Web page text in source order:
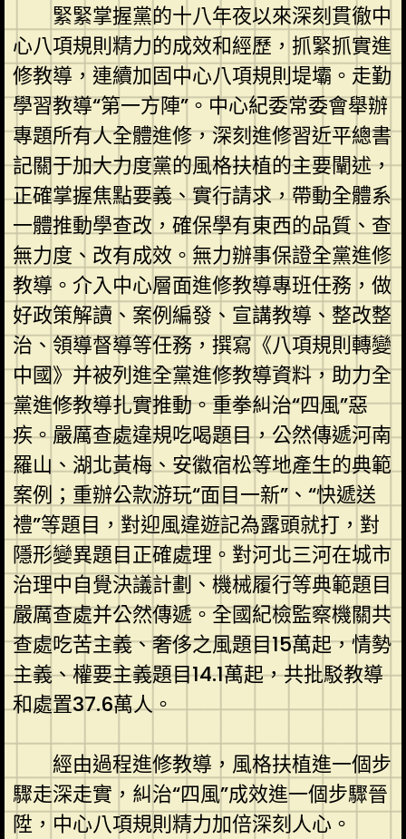
緊緊掌握黨的十八年夜以來深刻貫徹中
心八項規則精力的成效和經歷，抓緊抓實進
修教導，連續加固中心八項規則堤壩。走勤
學習教導“第一方陣”。中心紀委常委會舉辦
專題所有人全體進修，深刻進修習近平總書
記關于加大力度黨的風格扶植的主要闡述，
正確掌握焦點要義、實行請求，帶動全體系
一體推動學查改，確保學有東西的品質、查
無力度、改有成效。無力辦事保證全黨進修
教導。介入中心層面進修教導專班任務，做
好政策解讀、案例編發、宣講教導、整改整
治、領導督導等任務，撰寫《八項規則轉變
中國》并被列進全黨進修教導資料，助力全
黨進修教導扎實推動。重拳糾治“四風”惡
疾。嚴厲查處違規吃喝題目，公然傳遞河南
羅山、湖北黃梅、安徽宿松等地產生的典範
案例；重辦公款游玩“面目一新”、“快遞送
禮”等題目，對迎風違遊記為露頭就打，對
隱形變異題目正確處理。對河北三河在城市
治理中自覺決議計劃、機械履行等典範題目
嚴厲查處并公然傳遞。全國紀檢監察機關共
查處吃苦主義、奢侈之風題目15萬起，情勢
主義、權要主義題目14.1萬起，共批駁教導
和處置37.6萬人。
經由過程進修教導，風格扶植進一個步
驟走深走實，糾治“四風”成效進一個步驟晉
陞，中心八項規則精力加倍深刻人心。